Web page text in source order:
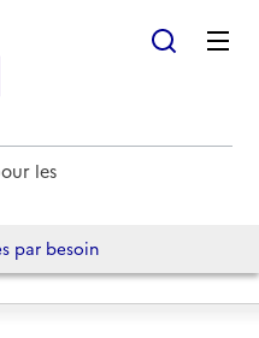
les
par besoin